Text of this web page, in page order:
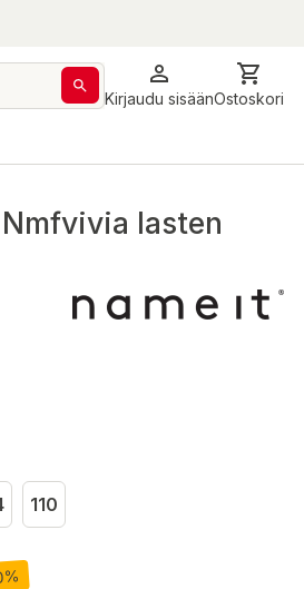
Kirjaudu sisäänOstoskori
lasten
110